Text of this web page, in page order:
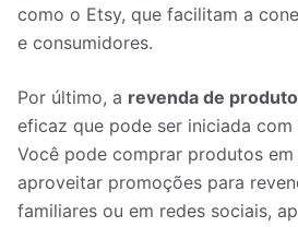
como o Etsy, que facilitam a
e consumidores.
Por último, a revenda de
eficaz que pode ser iniciada
Você pode comprar produtos
aproveitar promoções para
familiares ou em redes sociais,